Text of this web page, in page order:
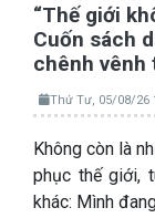
“Thế giới
Cuốn sách
chênh vênh
Thứ Tư, 05/08/26
Không còn là
phục thế giới,
khác: Mình